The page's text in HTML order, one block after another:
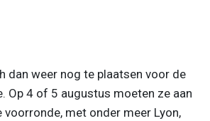
dan weer nog te plaatsen voor de
Op 4 of 5 augustus moeten ze aan
voorronde, met onder meer Lyon,